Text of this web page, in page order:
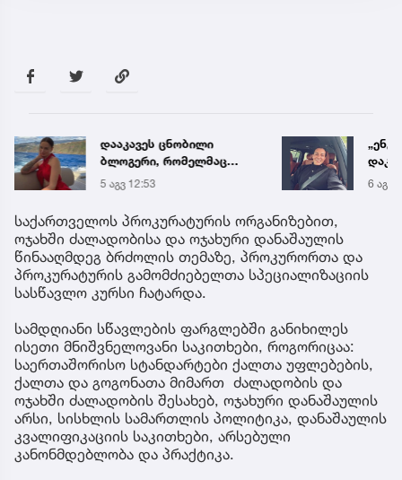
დააკავეს ცნობილი
ბლოგერი, რომელმაც
ონლაინ პროსტიტუციით,
წელიწადში ნახევარ
მილიონ დოლარზე მეტი
გამოიმუშავა
5 აგვ 12:53 6 აგვ
საქართველოს პროკურატურის ორგანიზებით,
ოჯახში ძალადობისა და ოჯახური დანაშაულის
წინააღმდეგ ბრძოლის თემაზე, პროკურორთა და
პროკურატურის გამომძიებელთა სპეციალიზაციის
სასწავლო კურსი ჩატარდა.
სამდღიანი სწავლების ფარგლებში განიხილეს
ისეთი მნიშვნელოვანი საკითხები, როგორიცაა:
საერთაშორისო სტანდარტები ქალთა უფლებების,
ქალთა და გოგონათა მიმართ ძალადობის და
ოჯახში ძალადობის შესახებ, ოჯახური დანაშაულის
არსი, სისხლის სამართლის პოლიტიკა, დანაშაულის
კვალიფიკაციის საკითხები, არსებული
კანონმდებლობა და პრაქტიკა.